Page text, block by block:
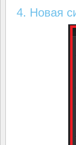
4. Новая